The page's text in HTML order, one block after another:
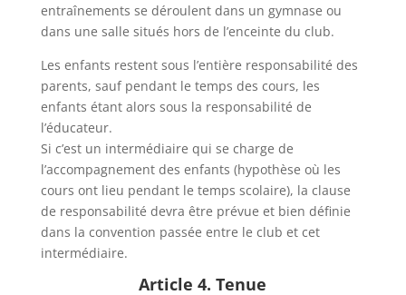
entraînements se déroulent dans un gymnase ou
dans une salle situés hors de l’enceinte du club.
Les enfants restent sous l’entière responsabilité des
parents, sauf pendant le temps des cours, les
enfants étant alors sous la responsabilité de
l’éducateur.
Si c’est un intermédiaire qui se charge de
l’accompagnement des enfants (hypothèse où les
cours ont lieu pendant le temps scolaire), la clause
de responsabilité devra être prévue et bien définie
dans la convention passée entre le club et cet
intermédiaire.
Article 4. Tenue